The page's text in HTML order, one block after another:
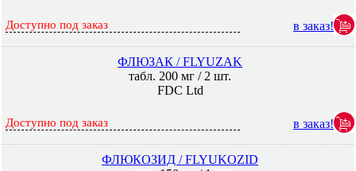
Доступно под заказ в заказ!
ФЛЮЗАК / FLYUZAK
табл. 200 мг / 2 шт.
FDC Ltd
Доступно под заказ в заказ!
ФЛЮКОЗИД / FLYUKOZID